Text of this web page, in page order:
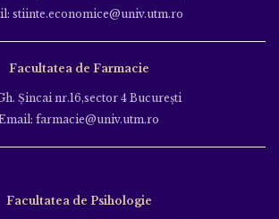
stiinte.economice@univ.utm.ro
Facultatea de Farmacie
Şincai nr.16,sector 4 Bucureşti
farmacie@univ.utm.ro
Facultatea de Psihologie